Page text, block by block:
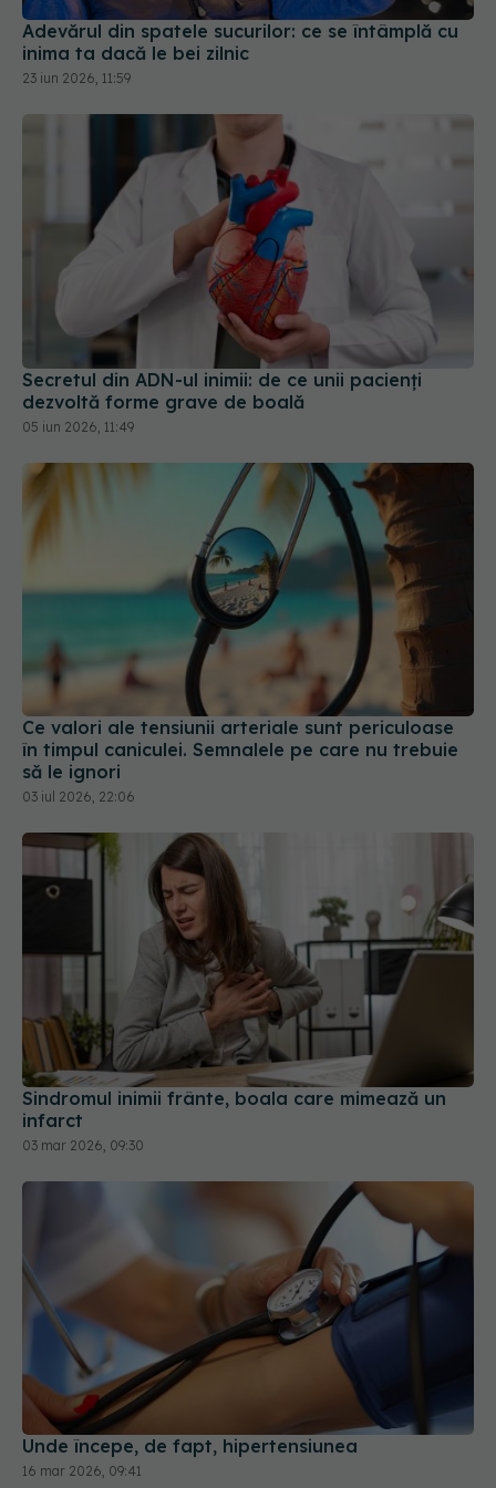
Adevărul din spatele sucurilor: ce se întâmplă cu
inima ta dacă le bei zilnic
23 iun 2026, 11:59
Secretul din ADN-ul inimii: de ce unii pacienți
dezvoltă forme grave de boală
05 iun 2026, 11:49
Ce valori ale tensiunii arteriale sunt periculoase
în timpul caniculei. Semnalele pe care nu trebuie
să le ignori
03 iul 2026, 22:06
Sindromul inimii frânte, boala care mimează un
infarct
03 mar 2026, 09:30
Unde începe, de fapt, hipertensiunea
16 mar 2026, 09:41